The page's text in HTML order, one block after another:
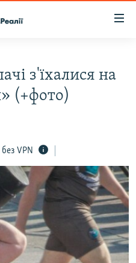
з'їхалися на
(+фото)
VPN